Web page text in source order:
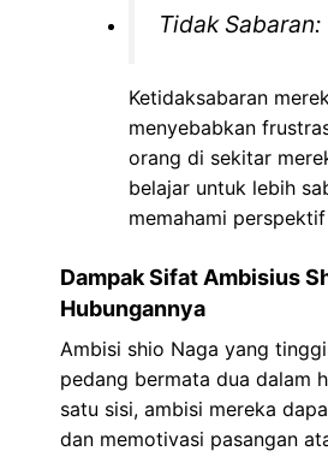
Tidak Sabaran:
Ketidaksabaran
menyebabkan
orang di sekitar
belajar untuk lebih
memahami
Dampak Sifat Ambisius
Hubungannya
Ambisi shio Naga yang
pedang bermata dua dalam
satu sisi, ambisi mereka
dan memotivasi pasangan